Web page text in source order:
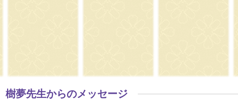
樹夢先生からのメッセージ